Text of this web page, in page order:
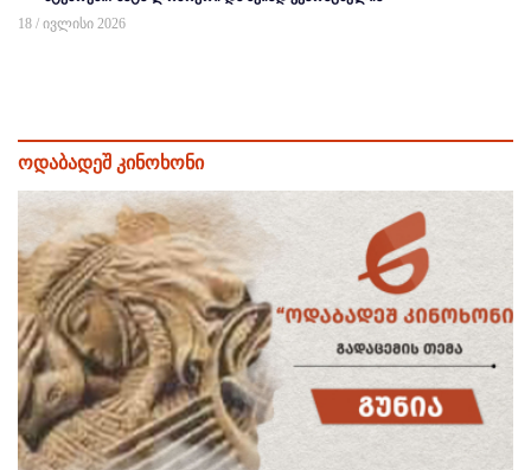
18 / ივლისი 2026
ოდაბადეშ კინოხონი